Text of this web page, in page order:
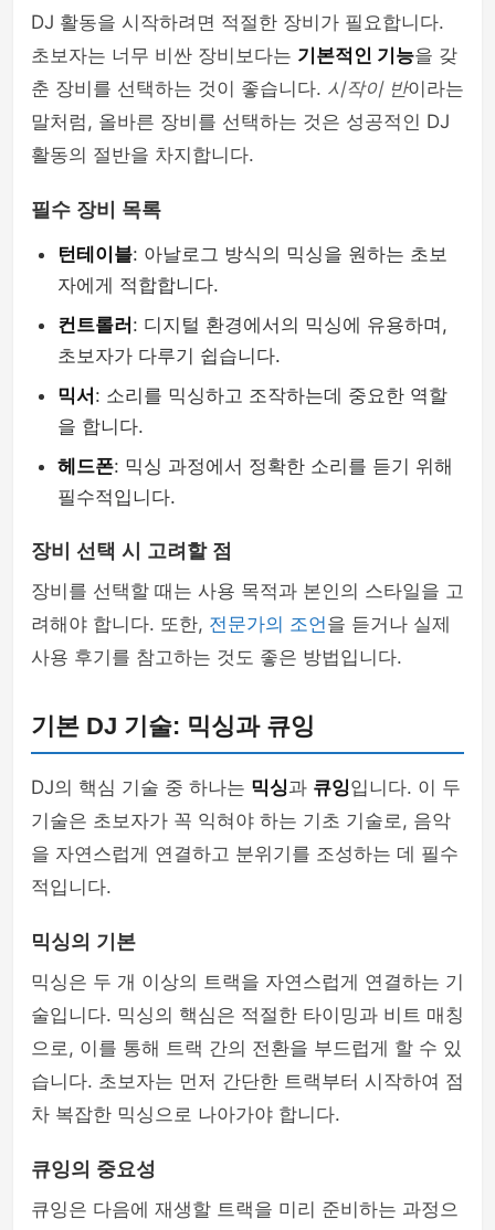
DJ 활동을 시작하려면 적절한 장비가 필요합니다.
초보자는 너무 비싼 장비보다는 기본적인 기능을 갖
춘 장비를 선택하는 것이 좋습니다. 시작이 반이라는
말처럼, 올바른 장비를 선택하는 것은 성공적인 DJ
활동의 절반을 차지합니다.
필수 장비 목록
턴테이블: 아날로그 방식의 믹싱을 원하는 초보
자에게 적합합니다.
컨트롤러 : 디지털 환경에서의 믹싱에 유용하며,
초보자가 다루기 쉽습니다.
믹서 : 소리를 믹싱하고 조작하는데 중요한 역할
을 합니다.
헤드폰: 믹싱 과정에서 정확한 소리를 듣기 위해
필수적입니다.
장비 선택 시 고려할 점
장비를 선택할 때는 사용 목적과 본인의 스타일을 고
려해야 합니다. 또한, 전문가의 조언을 듣거나 실제
사용 후기를 참고하는 것도 좋은 방법입니다.
기본 DJ 기술: 믹싱과 큐잉
DJ의 핵심 기술 중 하나는 믹싱과 큐잉입니다. 이 두
기술은 초보자가 꼭 익혀야 하는 기초 기술로, 음악
을 자연스럽게 연결하고 분위기를 조성하는 데 필수
적입니다.
믹싱의 기본
믹싱은 두 개 이상의 트랙을 자연스럽게 연결하는 기
술입니다. 믹싱의 핵심은 적절한 타이밍과 비트 매칭
으로, 이를 통해 트랙 간의 전환을 부드럽게 할 수 있
습니다. 초보자는 먼저 간단한 트랙부터 시작하여 점
차 복잡한 믹싱으로 나아가야 합니다.
큐잉의 중요성
큐잉은 다음에 재생할 트랙을 미리 준비하는 과정으